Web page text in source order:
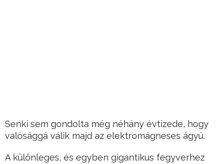
Senki sem gondolta még néhány évtizede, hogy
valósággá válik majd az elektromágneses ágyú.
A különleges, és egyben gigantikus fegyverhez